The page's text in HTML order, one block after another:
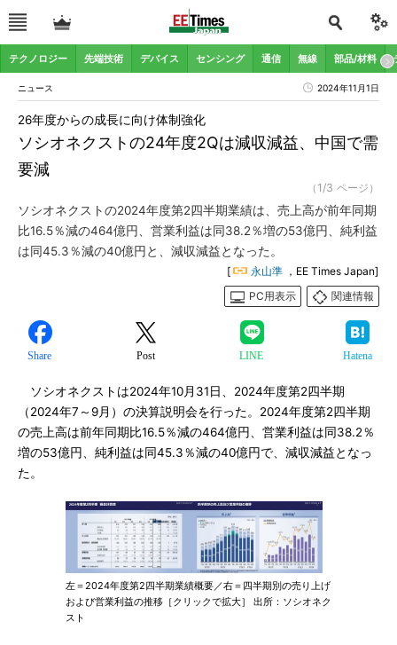
テクノロジー 先端技術 デバイス センシング 通信 無線 部品/材料
ニュース 2024年11月1日
ソシオネクストの24年度2Qは減収減益、中国で需
要減
26年度からの成長に向け体制強化
（1/3 ページ）
ソシオネクストの2024年度第2四半期業績は、売上高が前年同期
比16.5％減の464億円、営業利益は同38.2％増の53億円、純利益
は同45.3％減の40億円と、減収減益となった。
[ 永山準 ，EE Times Japan]
PC用表示
関連情報
Share Post LINE Hatena
ソシオネクストは2024年10月31日、2024年度第2四半期
（2024年7～9月）の決算説明会を行った。2024年度第2四半期
の売上高は前年同期比16.5％減の464億円、営業利益は同38.2％
増の53億円、純利益は同45.3％減の40億円で、減収減益となっ
た。
左＝2024年度第2四半期業績概要／右＝四半期別の売り上げ
および営業利益の推移［クリックで拡大］ 出所：ソシオネク
スト